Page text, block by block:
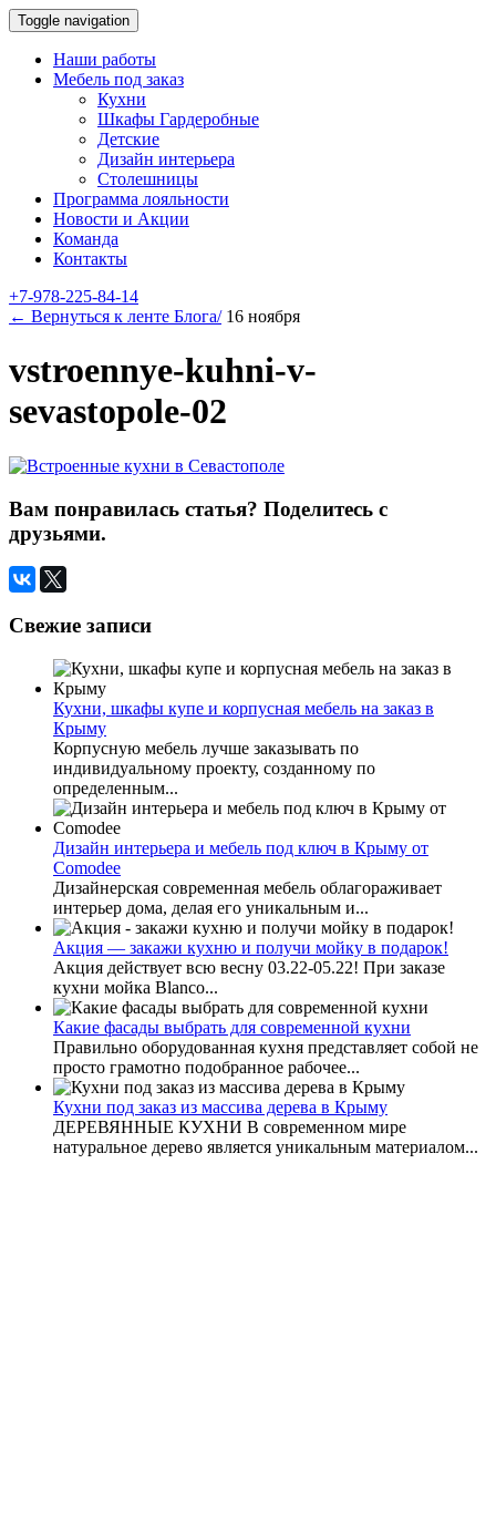
Toggle navigation
Наши работы
Мебель под заказ
Кухни
Шкафы Гардеробные
Детские
Дизайн интерьера
Столешницы
Программа лояльности
Новости и Акции
Команда
Контакты
+7-978-225-84-14
← Вернуться к ленте Блога/ 16 ноября
vstroennye-kuhni-v-
sevastopole-02
Вам понравилась статья? Поделитесь с
друзьями.
Свежие записи
Кухни, шкафы купе и корпусная мебель на заказ в
Крыму
Корпусную мебель лучше заказывать по
индивидуальному проекту, созданному по
определенным...
Дизайн интерьера и мебель под ключ в Крыму от
Comodee
Дизайнерская современная мебель облагораживает
интерьер дома, делая его уникальным и...
Акция — закажи кухню и получи мойку в подарок!
Акция действует всю весну 03.22-05.22! При заказе
кухни мойка Blanco...
Какие фасады выбрать для современной кухни
Правильно оборудованная кухня представляет собой не
просто грамотно подобранное рабочее...
Кухни под заказ из массива дерева в Крыму
ДЕРЕВЯННЫЕ КУХНИ В современном мире
натуральное дерево является уникальным материалом...